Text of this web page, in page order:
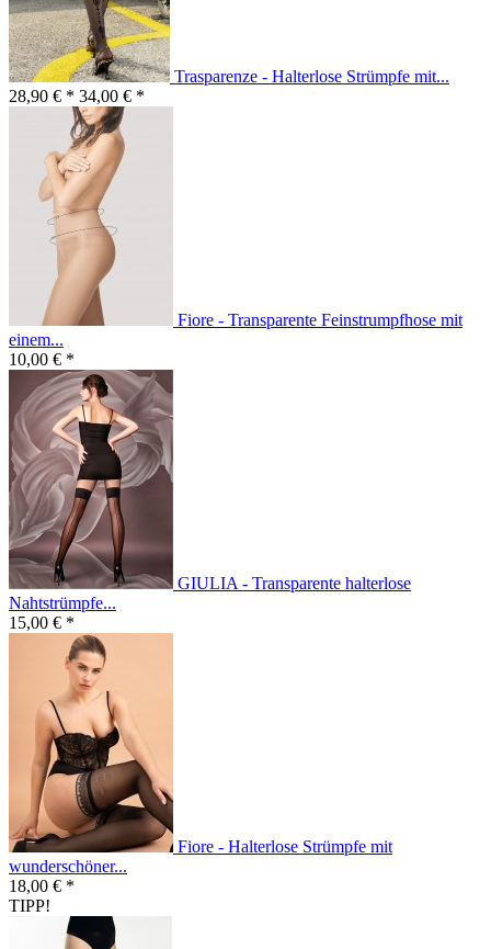
Trasparenze - Halterlose Strümpfe mit...
28,90 € * 34,00 € *
Fiore - Transparente Feinstrumpfhose mit
einem...
10,00 € *
GIULIA - Transparente halterlose
Nahtstrümpfe...
15,00 € *
Fiore - Halterlose Strümpfe mit
wunderschöner...
18,00 € *
TIPP!